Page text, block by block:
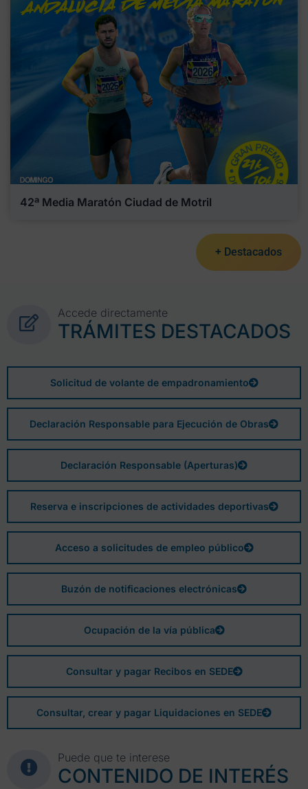
42ª Media Maratón Ciudad de Motril
+ Destacados
Accede directamente
TRÁMITES DESTACADOS
Solicitud de volante de empadronamiento
Declaración Responsable para Ejecución de Obras
Declaración Responsable (Aperturas)
Reserva e inscripciones de actividades deportivas
Acceso a solicitudes de empleo público
Buzón de notificaciones electrónicas
Ocupación de la vía pública
Consultar y pagar Recibos en SEDE
Consultar, crear y pagar Liquidaciones en SEDE
Puede que te interese
CONTENIDO DE INTERÉS